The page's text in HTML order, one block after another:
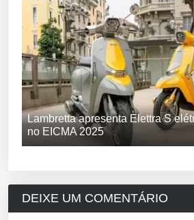
Lambretta apresenta Elettra S
no EICMA 2025
DEIXE UM COMENTÁRIO